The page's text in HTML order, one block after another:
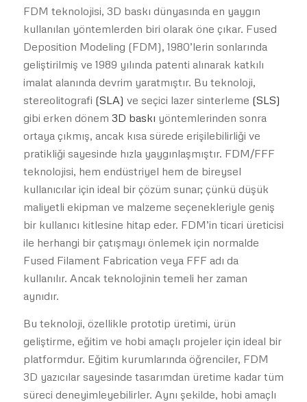
FDM teknolojisi, 3D baskı dünyasında en yaygın
kullanılan yöntemlerden biri olarak öne çıkar. Fused
Deposition Modeling (FDM), 1980’lerin sonlarında
geliştirilmiş ve 1989 yılında patenti alınarak katkılı
imalat alanında devrim yaratmıştır. Bu teknoloji,
stereolitografi (SLA) ve seçici lazer sinterleme (SLS)
gibi erken dönem 3D baskı yöntemlerinden sonra
ortaya çıkmış, ancak kısa sürede erişilebilirliği ve
pratikliği sayesinde hızla yaygınlaşmıştır. FDM/FFF
teknolojisi, hem endüstriyel hem de bireysel
kullanıcılar için ideal bir çözüm sunar; çünkü düşük
maliyetli ekipman ve malzeme seçenekleriyle geniş
bir kullanıcı kitlesine hitap eder. FDM’in ticari üreticisi
ile herhangi bir çatışmayı önlemek için normalde
Fused Filament Fabrication veya FFF adı da
kullanılır. Ancak teknolojinin temeli her zaman
aynıdır.
Bu teknoloji, özellikle prototip üretimi, ürün
geliştirme, eğitim ve hobi amaçlı projeler için ideal bir
platformdur. Eğitim kurumlarında öğrenciler, FDM
3D yazıcılar sayesinde tasarımdan üretime kadar tüm
süreci deneyimleyebilirler. Aynı şekilde, hobi amaçlı